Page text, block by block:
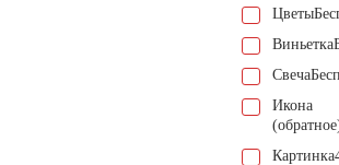
Цветы
Виньетка
Свеча
Икона
Картинка